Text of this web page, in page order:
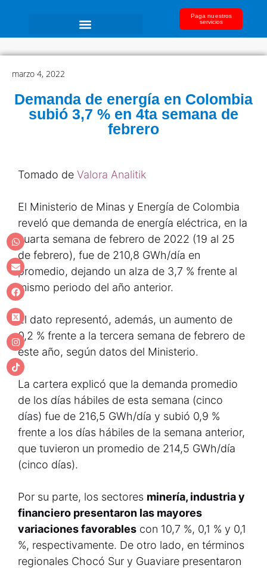
Paga nuestros
servicios
marzo 4, 2022
Demanda de energía en Colombia
subió 3,7 % en 4ta semana de
febrero
Tomado de Valora Analitik
El Ministerio de Minas y Energía de Colombia
reveló que demanda de energía eléctrica, en la
cuarta semana de febrero de 2022 (19 al 25
de febrero), fue de 210,8 GWh/día en
promedio, dejando un alza de 3,7 % frente al
mismo periodo del año anterior.
El dato representó, además, un aumento de
0,2 % frente a la tercera semana de febrero de
este año, según datos del Ministerio.
La cartera explicó que la demanda promedio
de los días hábiles de esta semana (cinco
días) fue de 216,5 GWh/día y subió 0,9 %
frente a los días hábiles de la semana anterior,
que tuvieron un promedio de 214,5 GWh/día
(cinco días).
Por su parte, los sectores minería, industria y
financiero presentaron las mayores
variaciones favorables con 10,7 %, 0,1 % y 0,1
%, respectivamente. De otro lado, en términos
regionales Chocó Sur y Guaviare presentaron